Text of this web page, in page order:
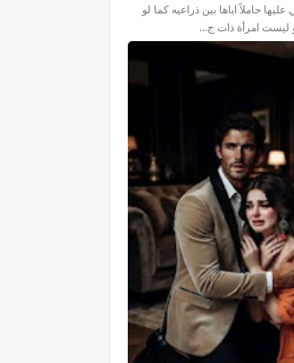
حاملاً اياها بين ذراعيه كما لو
ليست امرأة ذات ج…